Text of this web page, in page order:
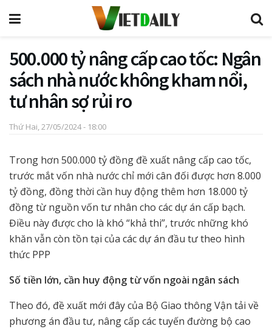
500.000 tỷ nâng cấp cao tốc: Ngân
sách nhà nước không kham nổi,
tư nhân sợ rủi ro
Thứ Hai, 27/05/2024 - 18:00
Trong hơn 500.000 tỷ đồng đề xuất nâng cấp cao tốc,
trước mắt vốn nhà nước chỉ mới cân đối được hơn 8.000
tỷ đồng, đồng thời cần huy động thêm hơn 18.000 tỷ
đồng từ nguồn vốn tư nhân cho các dự án cấp bạch.
Điều này được cho là khó “khả thi”, trước những khó
khăn vẫn còn tồn tại của các dự án đầu tư theo hình
thức PPP
Số tiền lớn, cần huy động từ vốn ngoài ngân sách
Theo đó, đề xuất mới đây của Bộ Giao thông Vận tải về
phương án đầu tư, nâng cấp các tuyến đường bộ cao